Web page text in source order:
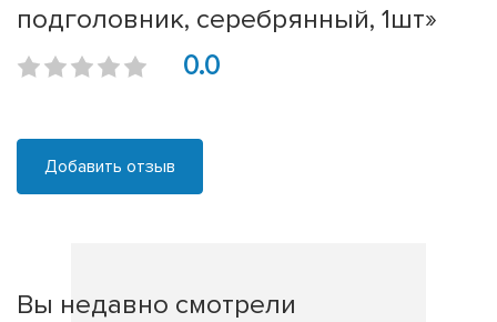
подголовник, серебрянный, 1шт»
0.0
Добавить отзыв
Вы недавно смотрели